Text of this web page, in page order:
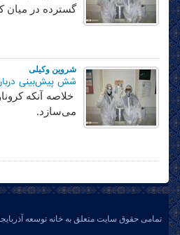
گسترده در میان
شروین وکیلی
شش پیش‌بینی درباره
خلاصه آنکه
می‌سازد.
تمامی حقوق سایت متعلق به خانه توسعه